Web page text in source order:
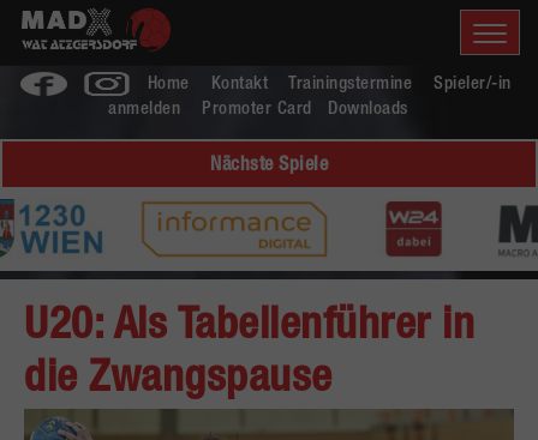
Home Kontakt Trainingstermine
Spieler/-in
anmelden
Promoter Card Downloads
Nächste Spiele
U20: Als Tabellenführer in
die Zwangspause